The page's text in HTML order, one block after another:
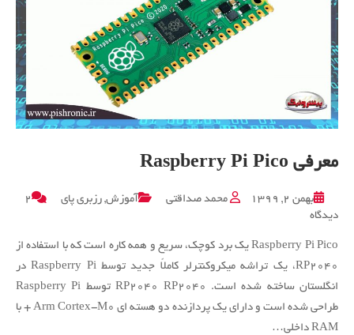
معرفی Raspberry Pi Pico
بهمن ۲, ۱۳۹۹ محمد صداقتی آموزش, رزبری پای
۲
دیدگاهبرای
Raspberry
Pi
Pico
Raspberry Pi Pico یک برد کوچک، سریع و همه کاره است که با استفاده از
RP2040، یک تراشه میکروکنترلر کاملاً جدید توسط Raspberry Pi در
انگلستان ساخته شده است. RP2040 RP2040 توسط Raspberry Pi
طراحی شده است و دارای یک پردازنده دو هسته ای Arm Cortex-M0 + با
RAM داخلی…